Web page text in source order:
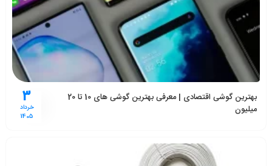
3
خرداد
1405
بهترین گوشی اقتصادی | معرفی بهترین گوشی های 10 تا 20
میلیون